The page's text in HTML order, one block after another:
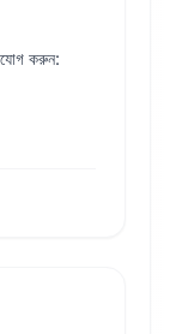
করুন: